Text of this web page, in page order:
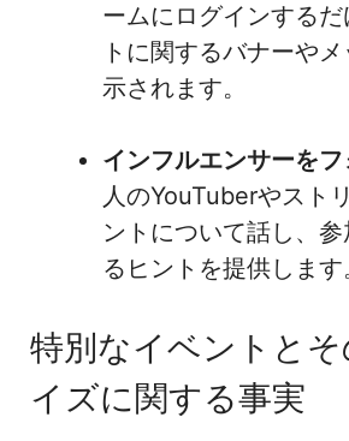
ームにログインする
トに関するバナーや
示されます。
インフルエンサーを
人のYouTuberやスト
ントについて話し、
るヒントを提供します
特別なイベントとそ
イズに関する事実